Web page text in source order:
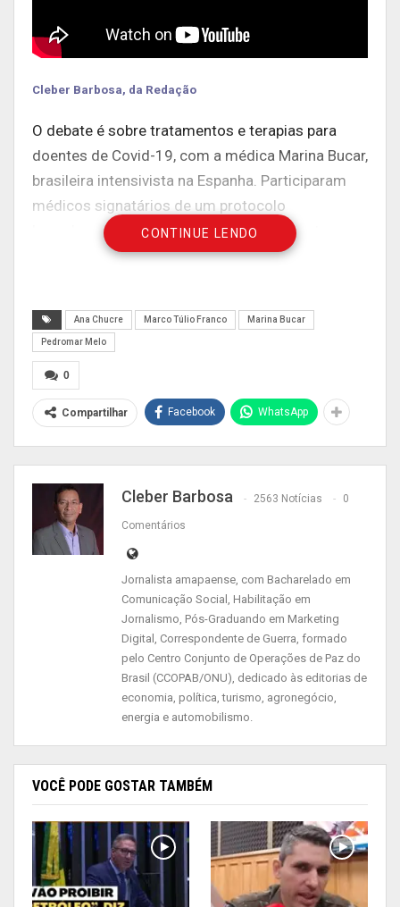
Cleber Barbosa, da Redação
O debate é sobre tratamentos e terapias para
doentes de Covid-19, com a médica Marina Bucar,
brasileira intensivista na Espanha. Participaram
médicos signatários de um protocolo
homologado pelo Comitê de Enfrentamento ao
Covid no Amapá, Pedromar Melo, Ana Chucre e
Publicidade (x)
CONTINUE LENDO
Ana Chucre Marco Túlio Franco Marina Bucar
Pedromar Melo
0
Compartilhar Facebook WhatsApp
Cleber Barbosa 2563 Notícias 0
Comentários
Jornalista amapaense, com Bacharelado em
Comunicação Social, Habilitação em
Jornalismo, Pós-Graduando em Marketing
Digital, Correspondente de Guerra, formado
pelo Centro Conjunto de Operações de Paz do
Brasil (CCOPAB/ONU), dedicado às editorias de
economia, política, turismo, agronegócio,
energia e automobilismo.
VOCÊ PODE GOSTAR TAMBÉM